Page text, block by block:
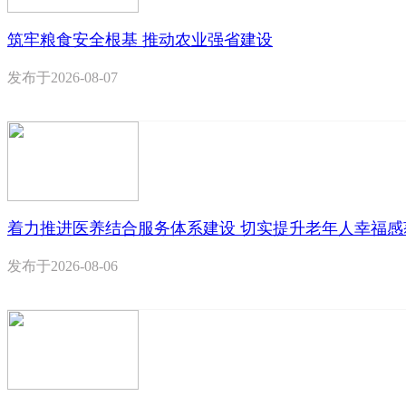
筑牢粮食安全根基 推动农业强省建设
发布于2026-08-07
着力推进医养结合服务体系建设 切实提升老年人幸福
发布于2026-08-06